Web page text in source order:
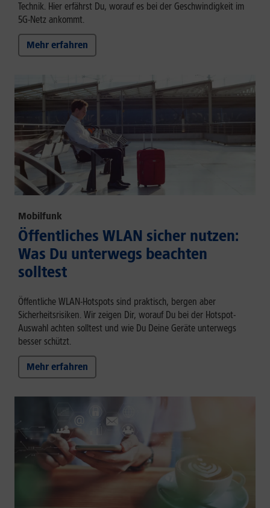
Technik. Hier erfährst Du, worauf es bei der Geschwindigkeit im
5G-Netz ankommt.
Mehr erfahren
Mobilfunk
Öffentliches WLAN sicher nutzen:
Was Du unterwegs beachten
solltest
Öffentliche WLAN-Hotspots sind praktisch, bergen aber
Sicherheitsrisiken. Wir zeigen Dir, worauf Du bei der Hotspot-
Auswahl achten solltest und wie Du Deine Geräte unterwegs
besser schützt.
Mehr erfahren